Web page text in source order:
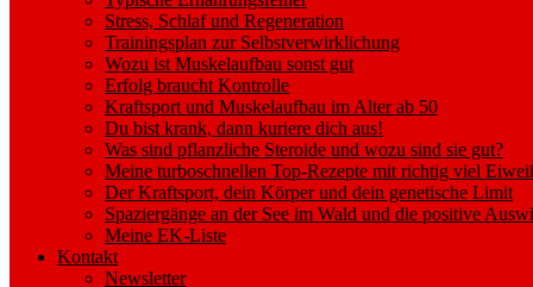
Stress, Schlaf und Regeneration
Trainingsplan zur Selbstverwirklichung
Wozu ist Muskelaufbau sonst gut
Erfolg braucht Kontrolle
Kraftsport und Muskelaufbau im Alter ab 50
Du bist krank, dann kuriere dich aus!
Was sind pflanzliche Steroide und wozu sind sie gut?
Meine turboschnellen Top-Rezepte mit richtig viel
Der Kraftsport, dein Körper und dein genetische Limit
Spaziergänge an der See im Wald und die positive
Meine EK-Liste
Kontakt
Newsletter